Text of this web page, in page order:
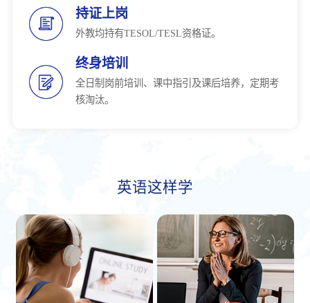
持证上岗
外教均持有TESOL/TESL资格证。
终身培训
全日制岗前培训、课中指引及课后培养，定期考
核淘汰。
英语这样学